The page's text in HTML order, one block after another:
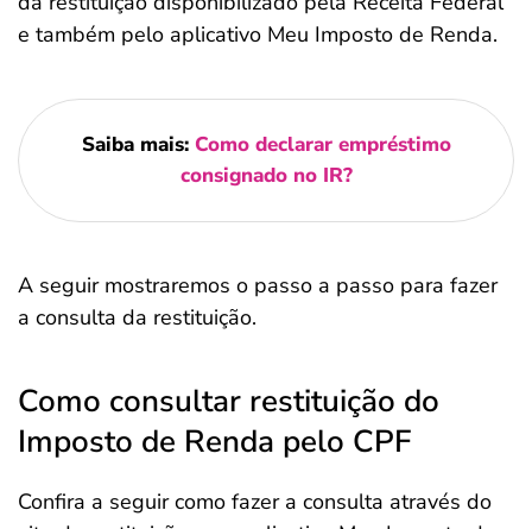
e também pelo aplicativo Meu Imposto de Renda.
Saiba mais: Como declarar empréstimo
consignado no IR?
A seguir mostraremos o passo a passo para fazer
a consulta da restituição.
Como consultar restituição do
Imposto de Renda pelo CPF
Confira a seguir como fazer a consulta através do